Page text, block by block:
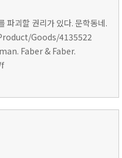
파괴할 권리가 있다. 문학동네.
Goods/4135522
Faber & Faber.